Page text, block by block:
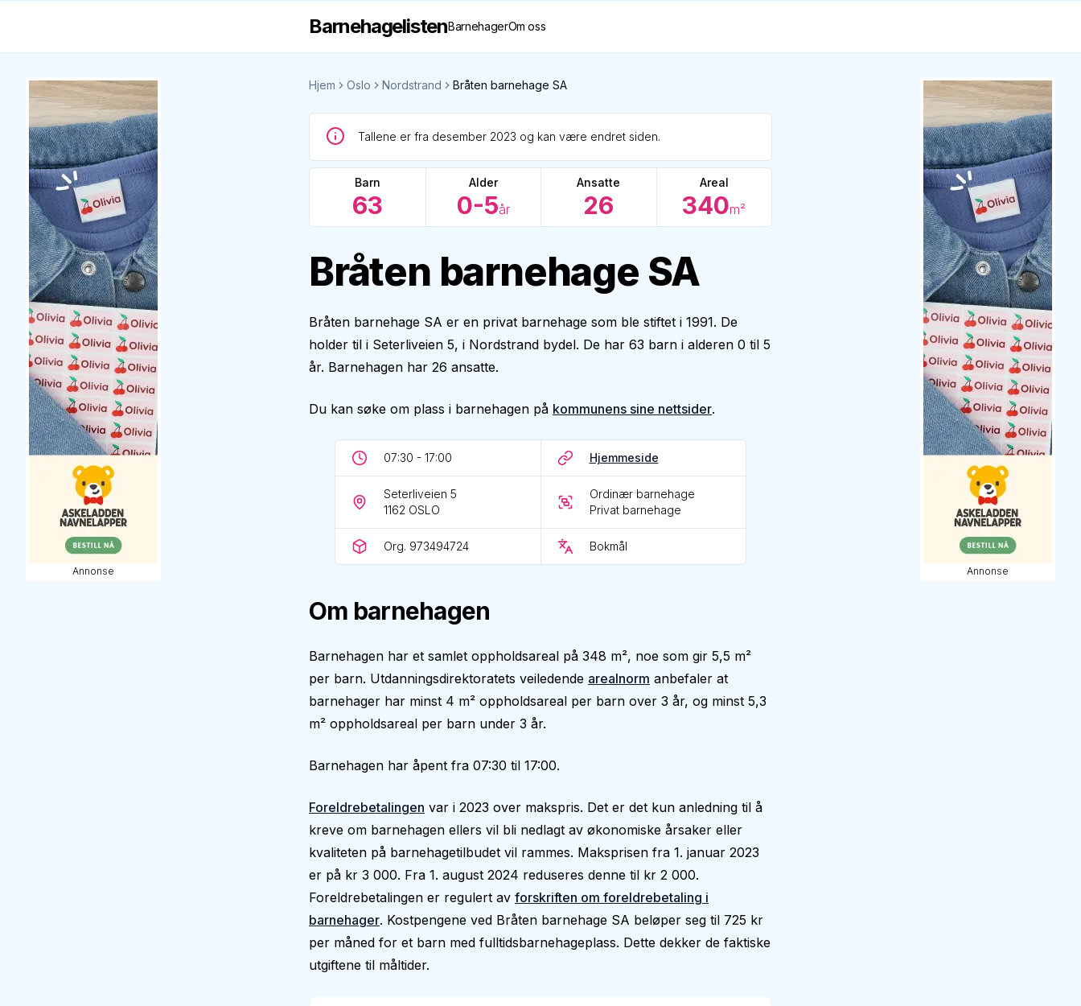
BarnehagelistenBarnehagerOm oss
Annonse
Hjem Oslo Nordstrand Bråten barnehage SA
Tallene er fra desember 2023 og kan være endret siden.
Barn
63
Alder
0-5år
Ansatte
26
Areal
340m²
Bråten barnehage SA
Bråten barnehage SA er en privat barnehage som ble stiftet i 1991. De
holder til i Seterliveien 5, i Nordstrand bydel. De har 63 barn i alderen 0 til 5
år. Barnehagen har 26 ansatte.
Du kan søke om plass i barnehagen på kommunens sine nettsider.
07:30 - 17:00 Hjemmeside
Seterliveien 5
1162 OSLO
Ordinær barnehage
Privat barnehage
Org. 973494724 Bokmål
Om barnehagen
Barnehagen har et samlet oppholdsareal på 348 m², noe som gir 5,5 m²
per barn. Utdanningsdirektoratets veiledende arealnorm anbefaler at
barnehager har minst 4 m² oppholdsareal per barn over 3 år, og minst 5,3
m² oppholdsareal per barn under 3 år.
Barnehagen har åpent fra 07:30 til 17:00.
Foreldrebetalingen var i 2023 over makspris. Det er det kun anledning til å
kreve om barnehagen ellers vil bli nedlagt av økonomiske årsaker eller
kvaliteten på barnehagetilbudet vil rammes. Maksprisen fra 1. januar 2023
er på kr 3 000. Fra 1. august 2024 reduseres denne til kr 2 000.
Foreldrebetalingen er regulert av forskriften om foreldrebetaling i
barnehager. Kostpengene ved Bråten barnehage SA beløper seg til 725 kr
per måned for et barn med fulltidsbarnehageplass. Dette dekker de faktiske
utgiftene til måltider.
Annonse